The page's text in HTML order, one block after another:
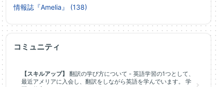
情報誌『Amelia』 (138)
コミュニティ
【スキルアップ】
翻訳の学び方について - 英語学習の1つとして、
最近アメリアに入会し、翻訳をしながら英語を学んでいます。 学